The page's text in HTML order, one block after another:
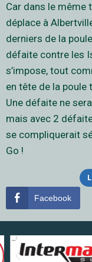
Car dans le même
déplace à
derniers de la
défaite contre les
s’impose, tout
en tête de la poule
Une défaite ne
mais avec 2
se compliquerait
Go !
Facebook